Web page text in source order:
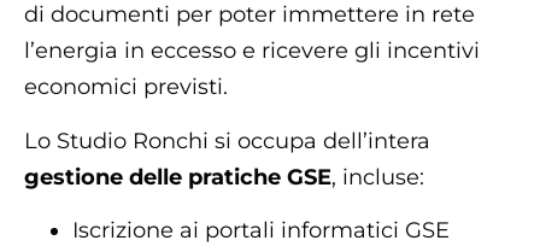
di documenti per poter immettere in rete
l’energia in eccesso e ricevere gli incentivi
economici previsti.
Lo Studio Ronchi si occupa dell’intera
gestione delle pratiche GSE, incluse:
Iscrizione ai portali informatici GSE